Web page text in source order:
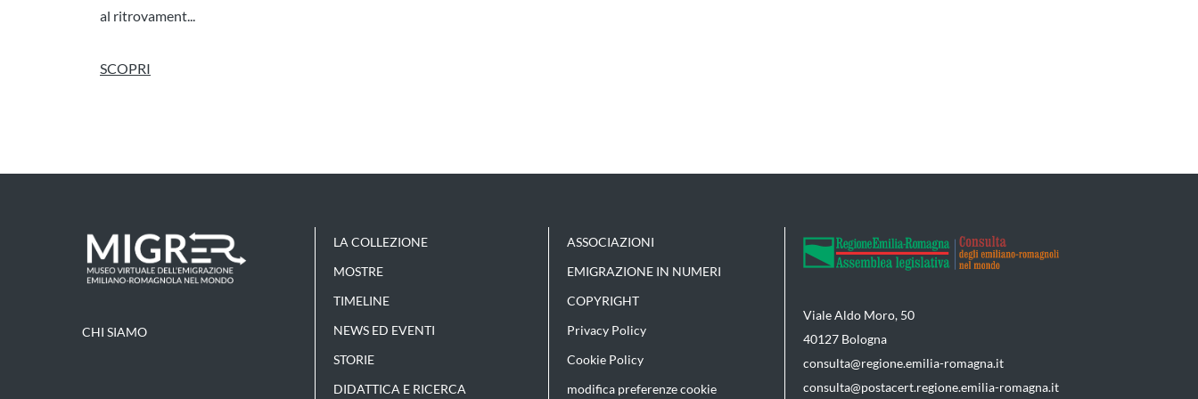
al ritrovament...
SCOPRI
CHI SIAMO
LA COLLEZIONE
MOSTRE
TIMELINE
NEWS ED EVENTI
STORIE
DIDATTICA E RICERCA
ASSOCIAZIONI
EMIGRAZIONE IN NUMERI
COPYRIGHT
Privacy Policy
Cookie Policy
modifica preferenze cookie
Viale Aldo Moro, 50
40127 Bologna
consulta@regione.emilia-romagna.it
consulta@postacert.regione.emilia-romagna.it